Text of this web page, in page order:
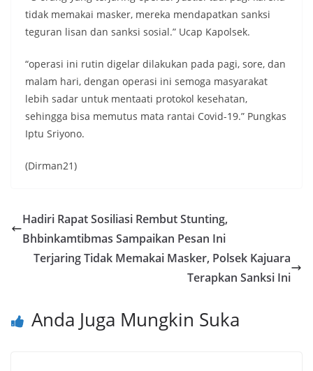
tidak memakai masker, mereka mendapatkan sanksi
teguran lisan dan sanksi sosial.” Ucap Kapolsek.
“operasi ini rutin digelar dilakukan pada pagi, sore, dan
malam hari, dengan operasi ini semoga masyarakat
lebih sadar untuk mentaati protokol kesehatan,
sehingga bisa memutus mata rantai Covid-19.” Pungkas
Iptu Sriyono.
(Dirman21)
Hadiri Rapat Sosiliasi Rembut Stunting,
Bhbinkamtibmas Sampaikan Pesan Ini
Terjaring Tidak Memakai Masker, Polsek Kajuara
Terapkan Sanksi Ini
Anda Juga Mungkin Suka